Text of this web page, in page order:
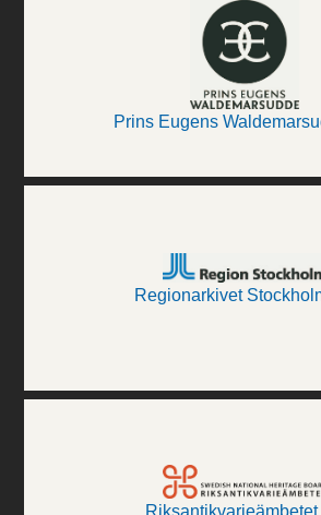
Prins Eugens
Regionarkivet